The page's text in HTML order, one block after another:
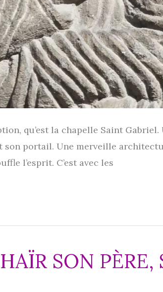
qu’est la cha­pelle Saint
son por­tail. Une mer­veille
l’esprit. C’est avec les
SON